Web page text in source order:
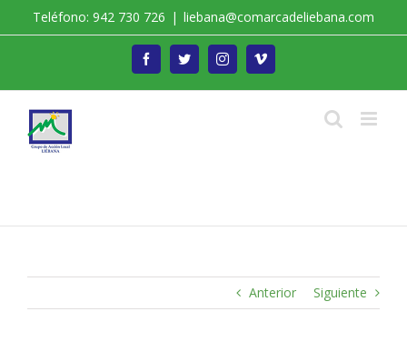
Teléfono: 942 730 726 | liebana@comarcadeliebana.com
FacebookTwitterInstagramVimeo
Anterior Siguiente